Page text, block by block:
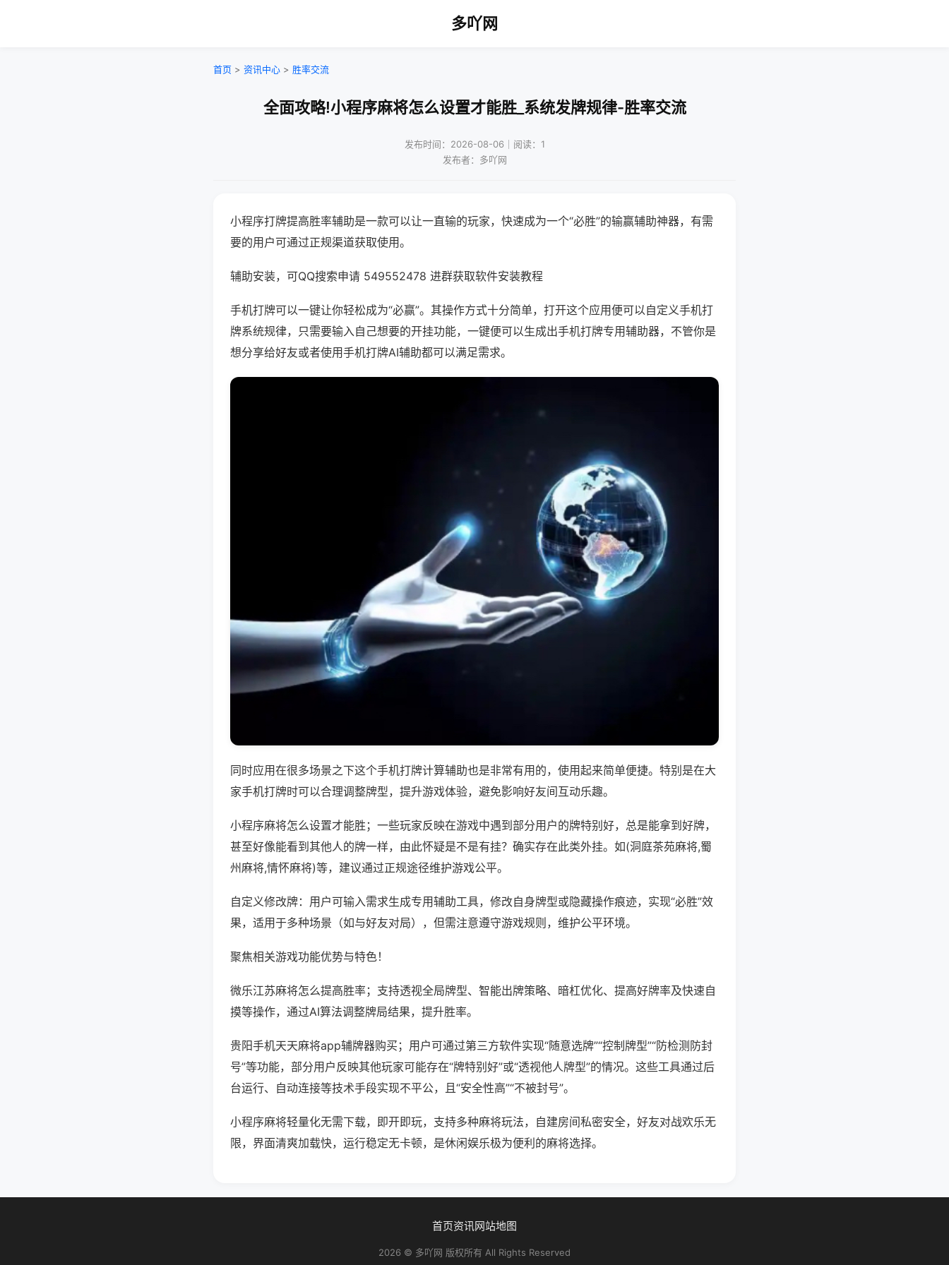
多吖网
首页 > 资讯中心 > 胜率交流
全面攻略!小程序麻将怎么设置才能胜_系统发牌规律-胜率交流
发布时间：2026-08-06｜阅读：1
发布者：多吖网
小程序打牌提高胜率辅助是一款可以让一直输的玩家，快速成为一个“必胜”的输赢辅助神器，有需
要的用户可通过正规渠道获取使用。
辅助安装，可QQ搜索申请 549552478 进群获取软件安装教程
手机打牌可以一键让你轻松成为“必赢”。其操作方式十分简单，打开这个应用便可以自定义手机打
牌系统规律，只需要输入自己想要的开挂功能，一键便可以生成出手机打牌专用辅助器，不管你是
想分享给好友或者使用手机打牌AI辅助都可以满足需求。
同时应用在很多场景之下这个手机打牌计算辅助也是非常有用的，使用起来简单便捷。特别是在大
家手机打牌时可以合理调整牌型，提升游戏体验，避免影响好友间互动乐趣。
小程序麻将怎么设置才能胜；一些玩家反映在游戏中遇到部分用户的牌特别好，总是能拿到好牌，
甚至好像能看到其他人的牌一样，由此怀疑是不是有挂？确实存在此类外挂。如(洞庭茶苑麻将,蜀
州麻将,情怀麻将)等，建议通过正规途径维护游戏公平。
自定义修改牌：用户可输入需求生成专用辅助工具，修改自身牌型或隐藏操作痕迹，实现“必胜”效
果，适用于多种场景（如与好友对局），但需注意遵守游戏规则，维护公平环境。
聚焦相关游戏功能优势与特色！
微乐江苏麻将怎么提高胜率；支持透视全局牌型、智能出牌策略、暗杠优化、提高好牌率及快速自
摸等操作，通过AI算法调整牌局结果，提升胜率。
贵阳手机天天麻将app辅牌器购买；用户可通过第三方软件实现“随意选牌”“控制牌型”“防检测防封
号”等功能，部分用户反映其他玩家可能存在“牌特别好”或“透视他人牌型”的情况。这些工具通过后
台运行、自动连接等技术手段实现不平公，且“安全性高”“不被封号”。
小程序麻将轻量化无需下载，即开即玩，支持多种麻将玩法，自建房间私密安全，好友对战欢乐无
限，界面清爽加载快，运行稳定无卡顿，是休闲娱乐极为便利的麻将选择。
首页资讯网站地图
2026 © 多吖网 版权所有 All Rights Reserved